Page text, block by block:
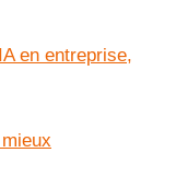
en entreprise,